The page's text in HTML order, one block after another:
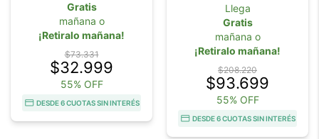
Gratis
mañana o
¡Retiralo mañana!
$73.331
$32.999
55% OFF
DESDE 6 CUOTAS SIN INTERÉS
Llega
Gratis
mañana o
¡Retiralo mañana!
$208.220
$93.699
55% OFF
DESDE 6 CUOTAS SIN INTERÉS